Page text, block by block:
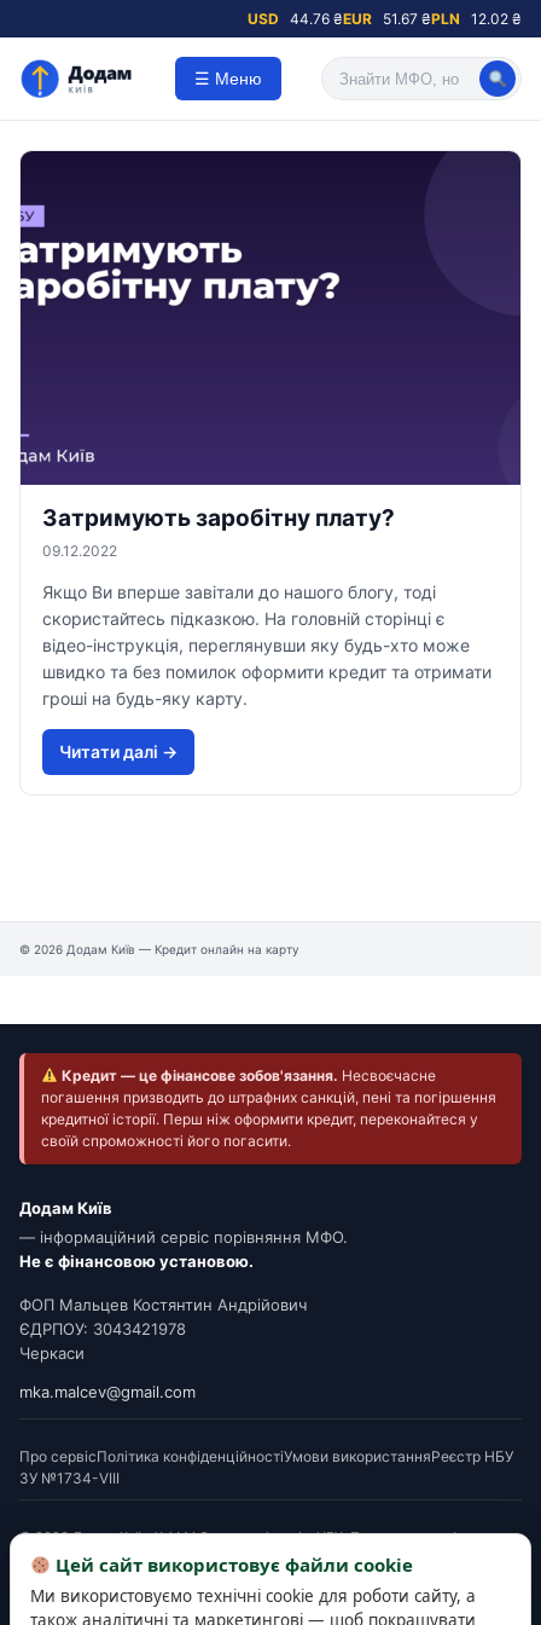
USD 44.76 ₴EUR 51.67 ₴PLN 12.02 ₴
☰ Меню
Затримують заробітну плату?
09.12.2022
Якщо Ви вперше завітали до нашого блогу, тоді
скористайтесь підказкою. На головній сторінці є
відео-інструкція, переглянувши яку будь-хто може
швидко та без помилок оформити кредит та отримати
гроші на будь-яку карту.
Читати далi →
© 2026 Додам Київ — Кредит онлайн на карту
Кредит — це фінансове зобов'язання. Несвоєчасне
погашення призводить до штрафних санкцій, пені та погіршення
кредитної історії. Перш ніж оформити кредит, переконайтеся у
своїй спроможності його погасити.
Додам Київ
— інформаційний сервіс порівняння МФО.
Не є фінансовою установою.
ФОП Мальцев Костянтин Андрійович
ЄДРПОУ: 3043421978
Черкаси
mka.malcev@gmail.com
Про сервісПолітика конфіденційностіУмови використанняРеєстр НБУ
ЗУ №1734-VIII
© 2026 Додам Київ. Усі МФО мають ліцензію НБУ. Посилання на офери є
партнерськими. Перед підписанням ознайомтеся з Паспортом споживчого
кредиту. Деякі матеріали готуються з використанням AI-інструментів і
верифікуються редакцією.
Цей сайт використовує файли cookie
Ми використовуємо технічні cookie для роботи сайту, а
також аналітичні та маркетингові — щоб покращувати